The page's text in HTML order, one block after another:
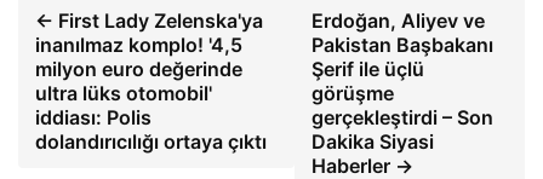
← First Lady Zelenska'ya
inanılmaz komplo! '4,5
milyon euro değerinde
ultra lüks otomobil'
iddiası: Polis
dolandırıcılığı ortaya çıktı
Erdoğan, Aliyev ve
Pakistan Başbakanı
Şerif ile üçlü
görüşme
gerçekleştirdi – Son
Dakika Siyasi
Haberler →